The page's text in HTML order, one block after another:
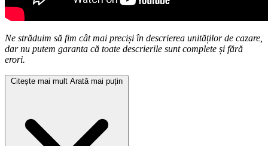
Ne străduim să fim cât mai preciși în descrierea unităților de cazare,
dar nu putem garanta că toate descrierile sunt complete și fără
erori.
Citește mai mult Arată mai puțin